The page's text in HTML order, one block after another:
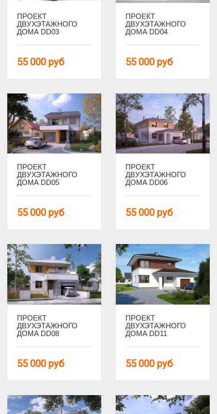
Доп. помещения
С бассейном
С гаражом на 2 машины
С гаражом на 3 и более машин
С гардеробной
С кабинетом
С котельной
С постирочной
12 на 14
14 на 16
14 на 8
15 на 14
15 на 16
15 на 8
Арх. элементы
С панорамными окнами
ПРОЕКТ
ДВУХЭТАЖНОГО
ДОМА DD03
55 000 руб
ПРОЕКТ
ДВУХЭТАЖНОГО
ДОМА DD04
55 000 руб
ПРОЕКТ
ДВУХЭТАЖНОГО
ДОМА DD05
55 000 руб
ПРОЕКТ
ДВУХЭТАЖНОГО
ДОМА DD06
55 000 руб
ПРОЕКТ
ДВУХЭТАЖНОГО
ДОМА DD08
55 000 руб
ПРОЕКТ
ДВУХЭТАЖНОГО
ДОМА DD11
55 000 руб